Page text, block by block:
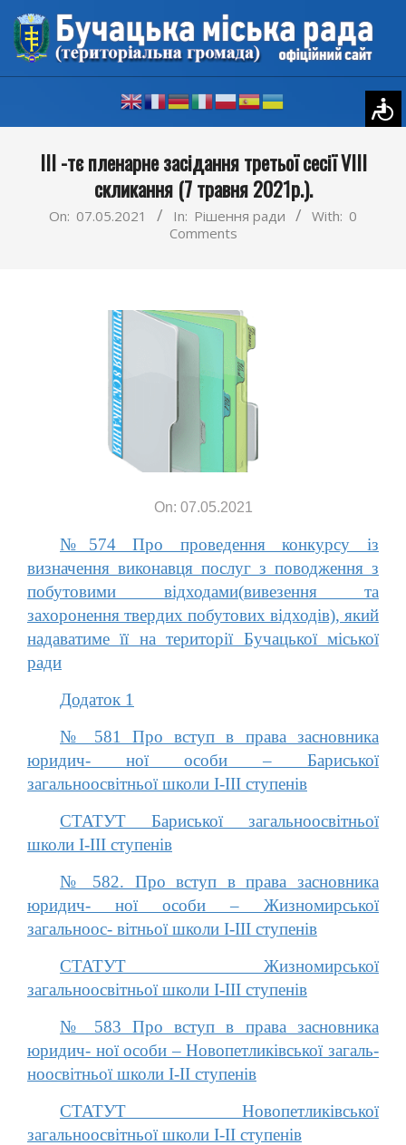
Skip
content
NavigationІII -тє пленарне засідання третьої сесії VIII
скликання (7 травня 2021р.).
On: 07.05.2021 In: Рішення ради With: 0
Comments
On: 07.05.2021
№574 Про проведення конкурсу із
визначення виконавця послуг з поводження з
побутовими відходами(вивезення та
захоронення твердих побутових відходів), який
надаватиме її на території Бучацької міської
ради
Додаток 1
№ 581 Про вступ в права засновника
юридич- ної особи – Бариської
загальноосвітньої школи І-ІІІ ступенів
СТАТУТ Бариської загальноосвітньої
школи І-ІІІ ступенів
№ 582. Про вступ в права засновника
юридич- ної особи – Жизномирської
загальноос- вітньої школи І-ІІІ ступенів
СТАТУТ Жизномирської
загальноосвітньої школи І-ІІІ ступенів
№ 583 Про вступ в права засновника
юридич- ної особи – Новопетликівської загаль-
ноосвітньої школи І-ІІ ступенів
СТАТУТ Новопетликівської
загальноосвітньої школи І-ІІ ступенів